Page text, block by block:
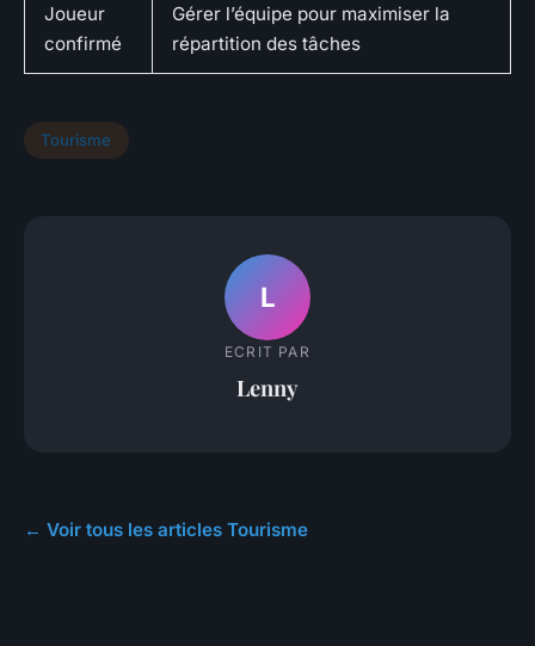
Joueur
confirmé
Gérer l’équipe pour maximiser la
répartition des tâches
Tourisme
L
ECRIT PAR
Lenny
← Voir tous les articles Tourisme